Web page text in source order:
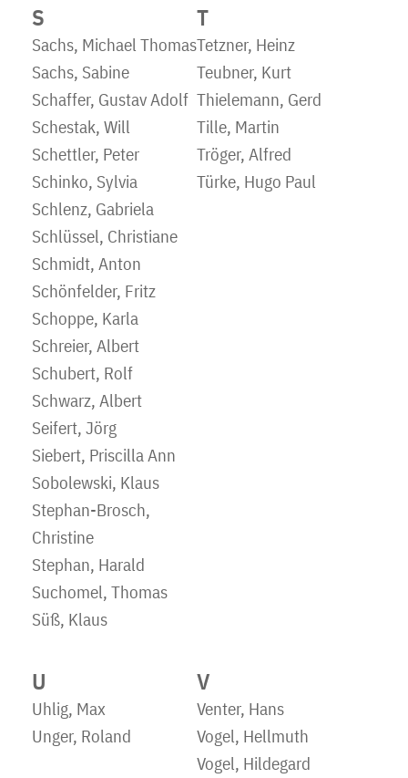
S
Sachs, Michael Thomas
Sachs, Sabine
Schaffer, Gustav Adolf
Schestak, Will
Schettler, Peter
Schinko, Sylvia
Schlenz, Gabriela
Schlüssel, Christiane
Schmidt, Anton
Schönfelder, Fritz
Schoppe, Karla
Schreier, Albert
Schubert, Rolf
Schwarz, Albert
Seifert, Jörg
Siebert, Priscilla Ann
Sobolewski, Klaus
Stephan-Brosch,
Christine
Stephan, Harald
Suchomel, Thomas
Süß, Klaus
T
Tetzner, Heinz
Teubner, Kurt
Thielemann, Gerd
Tille, Martin
Tröger, Alfred
Türke, Hugo Paul
U
Uhlig, Max
Unger, Roland
V
Venter, Hans
Vogel, Hellmuth
Vogel, Hildegard